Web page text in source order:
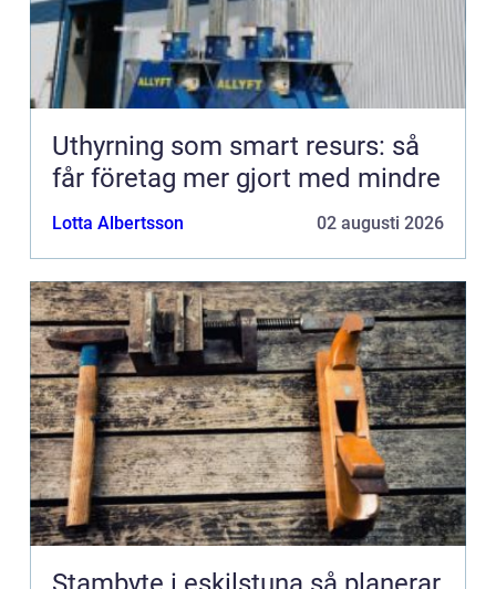
Uthyrning som smart resurs: så
får företag mer gjort med mindre
Lotta Albertsson 02 augusti 2026